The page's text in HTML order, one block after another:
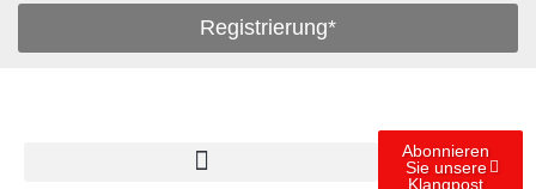
Registrierung*
Abonnieren
Sie unsere
Klangpost